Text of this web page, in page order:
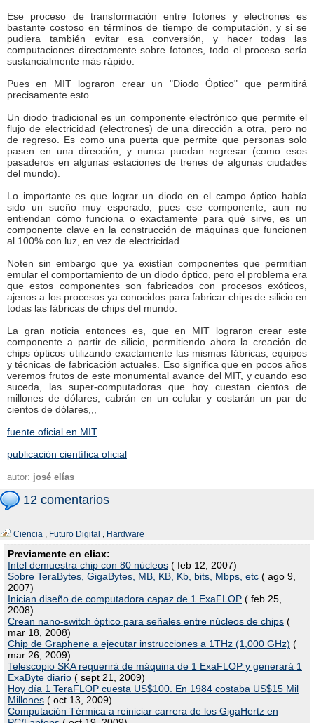
Ese proceso de transformación entre fotones y electrones es
bastante costoso en términos de tiempo de computación, y si se
pudiera también evitar esa conversión, y hacer todas las
computaciones directamente sobre fotones, todo el proceso sería
sustancialmente más rápido.
Pues en MIT lograron crear un "Diodo Óptico" que permitirá
precisamente esto.
Un diodo tradicional es un componente electrónico que permite el
flujo de electricidad (electrones) de una dirección a otra, pero no
de regreso. Es como una puerta que permite que personas solo
pasen en una dirección, y nunca puedan regresar (como esos
pasaderos en algunas estaciones de trenes de algunas ciudades
del mundo).
Lo importante es que lograr un diodo en el campo óptico había
sido un sueño muy esperado, pues ese componente, aun no
entiendan cómo funciona o exactamente para qué sirve, es un
componente clave en la construcción de máquinas que funcionen
al 100% con luz, en vez de electricidad.
Noten sin embargo que ya existían componentes que permitían
emular el comportamiento de un diodo óptico, pero el problema era
que estos componentes son fabricados con procesos exóticos,
ajenos a los procesos ya conocidos para fabricar chips de silicio en
todas las fábricas de chips del mundo.
La gran noticia entonces es, que en MIT lograron crear este
componente a partir de silicio, permitiendo ahora la creación de
chips ópticos utilizando exactamente las mismas fábricas, equipos
y técnicas de fabricación actuales. Eso significa que en pocos años
veremos frutos de este monumental avance del MIT, y cuando eso
suceda, las super-computadoras que hoy cuestan cientos de
millones de dólares, cabrán en un celular y costarán un par de
cientos de dólares,,,
fuente oficial en MIT
publicación científica oficial
autor: josé elías
12 comentarios
Ciencia , Futuro Digital , Hardware
Previamente en eliax:
Intel demuestra chip con 80 núcleos ( feb 12, 2007)
Sobre TeraBytes, GigaBytes, MB, KB, Kb, bits, Mbps, etc ( ago 9,
2007)
Inician diseño de computadora capaz de 1 ExaFLOP ( feb 25,
2008)
Crean nano-switch óptico para señales entre núcleos de chips (
mar 18, 2008)
Chip de Graphene a ejecutar instrucciones a 1THz (1,000 GHz) (
mar 26, 2009)
Telescopio SKA requerirá de máquina de 1 ExaFLOP y generará 1
ExaByte diario ( sept 21, 2009)
Hoy día 1 TeraFLOP cuesta US$100. En 1984 costaba US$15 Mil
Millones ( oct 13, 2009)
Computación Térmica a reiniciar carrera de los GigaHertz en